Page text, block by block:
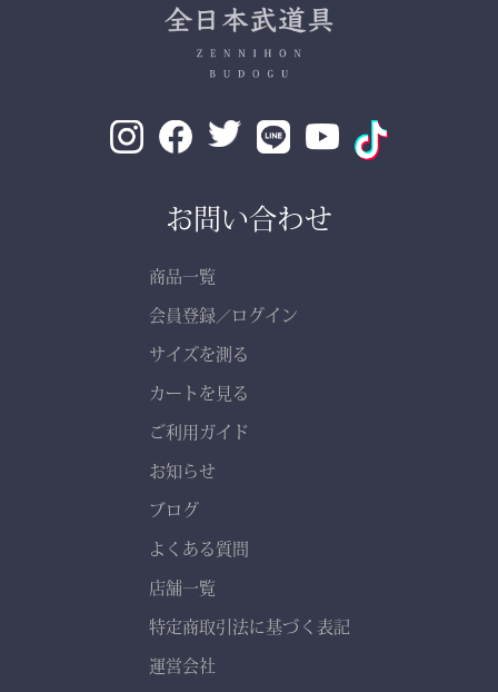
商品一覧
会員登録 ／ログイン
サイズを測る
カートを見る
ご利用ガイド
お知らせ
ブログ
よくある質問
店舗一覧
特定商取引法に基づく表記
運営会社
お問い合わせ